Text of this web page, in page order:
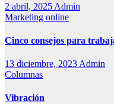
2 abril, 2025 Admin
Marketing online
Cinco consejos para
13 diciembre, 2023 Admin
Columnas
Vibración